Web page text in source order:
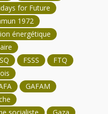
for Future
1972
énergétique
FSSS
FTQ
GAFAM